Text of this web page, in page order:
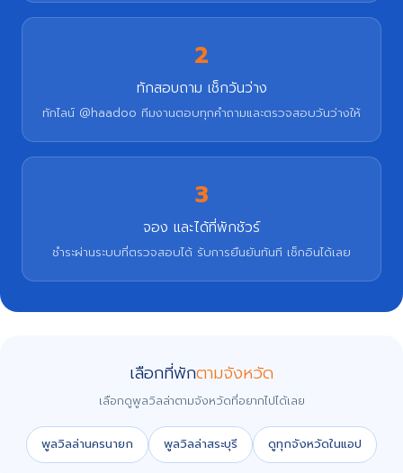
2
ทักสอบถาม เช็กวันว่าง
ทักไลน์ @haadoo ทีมงานตอบทุกคำถามและตรวจสอบวันว่างให้
3
จอง และได้ที่พักชัวร์
ชำระผ่านระบบที่ตรวจสอบได้ รับการยืนยันทันที เช็กอินได้เลย
เลือกที่พักตามจังหวัด
เลือกดูพูลวิลล่าตามจังหวัดที่อยากไปได้เลย
พูลวิลล่านครนายก พูลวิลล่าสระบุรี ดูทุกจังหวัดในแอป